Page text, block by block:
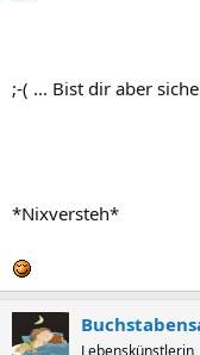
;-( ... Bist dir aber
*Nixversteh*
Lebenskünstlerin